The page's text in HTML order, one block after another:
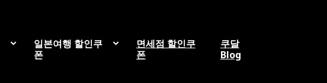
일본여행 할인쿠
폰
면세점 할인쿠
폰
쿠달
Blog